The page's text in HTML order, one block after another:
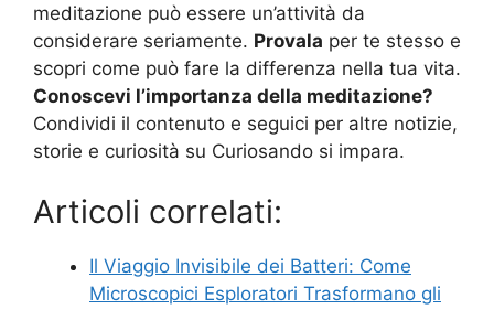
meditazione può essere un’attività da
considerare seriamente. Provala per te stesso e
scopri come può fare la differenza nella tua vita.
Conoscevi l’importanza della meditazione?
Condividi il contenuto e seguici per altre notizie,
storie e curiosità su Curiosando si impara.
Articoli correlati:
Il Viaggio Invisibile dei Batteri: Come
Microscopici Esploratori Trasformano gli